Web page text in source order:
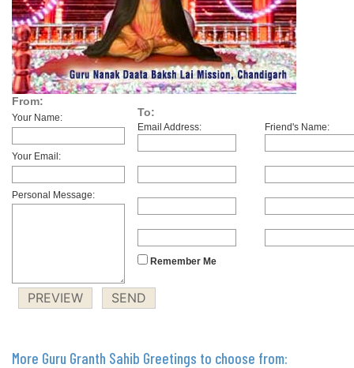
From:
Your Name:
Your Email:
Personal Message:
To:
Email Address: Friend's Name:
Remember Me
More Guru Granth Sahib Greetings to choose from: